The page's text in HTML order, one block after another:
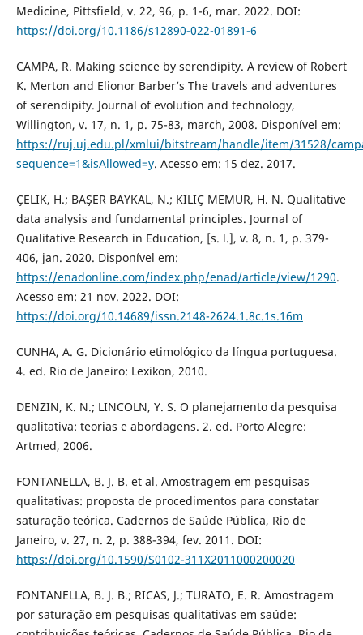
Medicine, Pittsfield, v. 22, 96, p. 1-6, mar. 2022. DOI:
https://doi.org/10.1186/s12890-022-01891-6
CAMPA, R. Making science by serendipity. A review of Robert
K. Merton and Elionor Barber’s The travels and adventures
of serendipity. Journal of evolution and technology,
Willington, v. 17, n. 1, p. 75-83, march, 2008. Disponível em:
https://ruj.uj.edu.pl/xmlui/bitstream/handle/item/31528/
sequence=1&isAllowed=y. Acesso em: 15 dez. 2017.
ÇELIK, H.; BAŞER BAYKAL, N.; KILIÇ MEMUR, H. N. Qualitative
data analysis and fundamental principles. Journal of
Qualitative Research in Education, [s. l.], v. 8, n. 1, p. 379-
406, jan. 2020. Disponível em:
https://enadonline.com/index.php/enad/article/view/1290.
Acesso em: 21 nov. 2022. DOI:
https://doi.org/10.14689/issn.2148-2624.1.8c.1s.16m
CUNHA, A. G. Dicionário etimológico da língua portuguesa.
4. ed. Rio de Janeiro: Lexikon, 2010.
DENZIN, K. N.; LINCOLN, Y. S. O planejamento da pesquisa
qualitativa: teorias e abordagens. 2. ed. Porto Alegre:
Artmed, 2006.
FONTANELLA, B. J. B. et al. Amostragem em pesquisas
qualitativas: proposta de procedimentos para constatar
saturação teórica. Cadernos de Saúde Pública, Rio de
Janeiro, v. 27, n. 2, p. 388-394, fev. 2011. DOI:
https://doi.org/10.1590/S0102-311X2011000200020
FONTANELLA, B. J. B.; RICAS, J.; TURATO, E. R. Amostragem
por saturação em pesquisas qualitativas em saúde: